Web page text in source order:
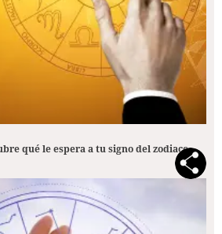
qué le espera a tu signo del zodiaco